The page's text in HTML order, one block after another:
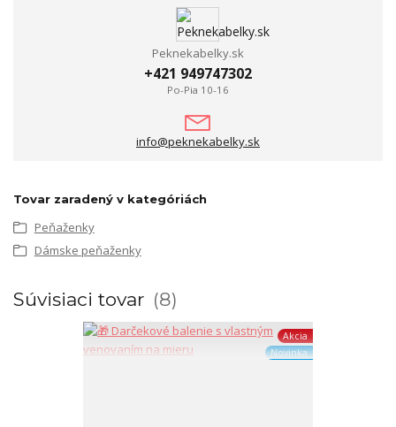
Peknekabelky.sk
+421 949747302
Po-Pia 10-16
info@peknekabelky.sk
Tovar zaradený v kategóriách
Peňaženky
Dámske peňaženky
Súvisiaci tovar 8
Akcia
Novinka